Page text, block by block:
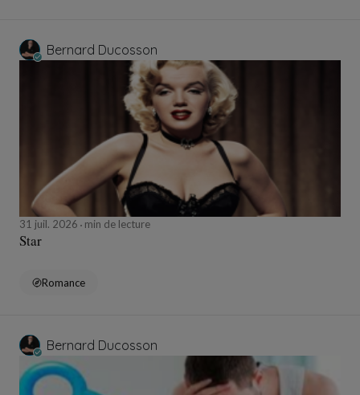
Bernard Ducosson
31 juil. 2026 min de lecture
Star
Romance
Bernard Ducosson